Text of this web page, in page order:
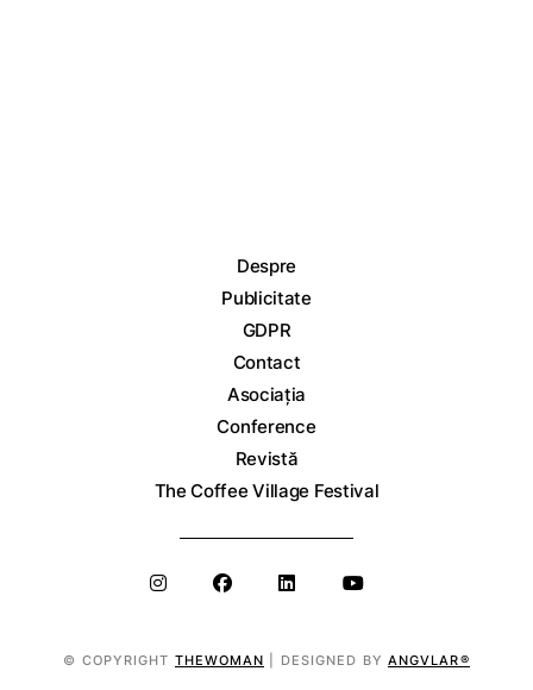
Despre
Publicitate
GDPR
Contact
Asociația
Conference
Revistă
The Coffee Village Festival
© COPYRIGHT THEWOMAN | DESIGNED BY ANGVLAR®